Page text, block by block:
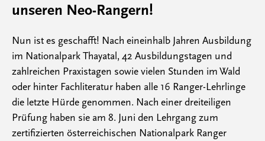
unseren Neo-Rangern!
Nun ist es geschafft! Nach eineinhalb Jahren Ausbildung
im Nationalpark Thayatal, 42 Ausbildungstagen und
zahlreichen Praxistagen sowie vielen Stunden im Wald
oder hinter Fachliteratur haben alle 16 Ranger-Lehrlinge
die letzte Hürde genommen. Nach einer dreiteiligen
Prüfung haben sie am 8. Juni den Lehrgang zum
zertifizierten österreichischen Nationalpark Ranger